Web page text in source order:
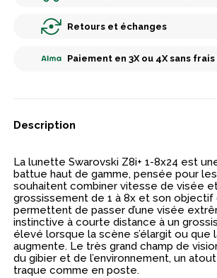
Retours et échanges
Paiement en 3X ou 4X sans
Description
La lunette Swarovski Z8i+ 1-8x24 est
battue haut de gamme, pensée pour
souhaitent combiner vitesse de visée
grossissement de 1 à 8x et son objectif
permettent de passer d’une visée
instinctive à courte distance à un
élevé lorsque la scène s’élargit ou que
augmente. Le très grand champ de
du gibier et de l’environnement, un
traque comme en poste.